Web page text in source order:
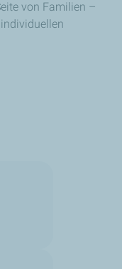
von Familien –